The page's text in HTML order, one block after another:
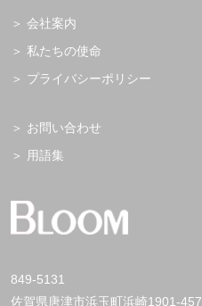
849-5131
佐賀県唐津市浜玉町浜崎1901-457
会社案内
私たちの使命
プライバシーポリシー
お問い合わせ
用語集